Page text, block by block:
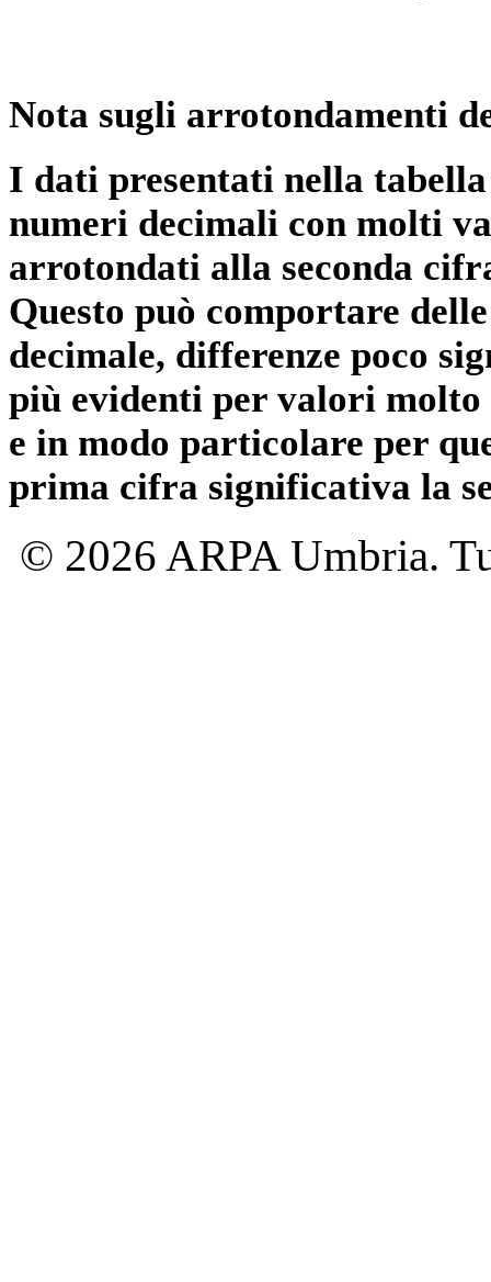
Nota sugli arrotondamenti
I dati presentati nella
numeri decimali con molti
arrotondati alla seconda
Questo può comportare
decimale, differenze poco
più evidenti per valori
e in modo particolare per
prima cifra significativa la
© 2026 ARPA Umbria.